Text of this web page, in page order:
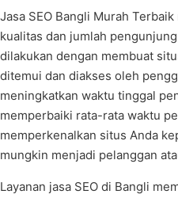
Jasa SEO Bangli Murah
kualitas dan jumlah
dilakukan dengan membuat
ditemui dan diakses oleh
meningkatkan waktu tinggal
memperbaiki rata-rata waktu
memperkenalkan situs Anda
mungkin menjadi pelanggan
Layanan jasa SEO di Bangli